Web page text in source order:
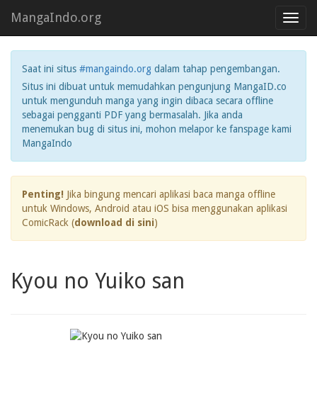
MangaIndo.org
Saat ini situs #mangaindo.org dalam tahap pengembangan.
Situs ini dibuat untuk memudahkan pengunjung MangaID.co
untuk mengunduh manga yang ingin dibaca secara offline
sebagai pengganti PDF yang bermasalah. Jika anda
menemukan bug di situs ini, mohon melapor ke fanspage kami
MangaIndo
Penting! Jika bingung mencari aplikasi baca manga offline
untuk Windows, Android atau iOS bisa menggunakan aplikasi
ComicRack (download di sini)
Kyou no Yuiko san